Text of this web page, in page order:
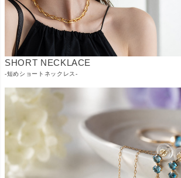
SHORT NECKLACE
-短めショートネックレス-